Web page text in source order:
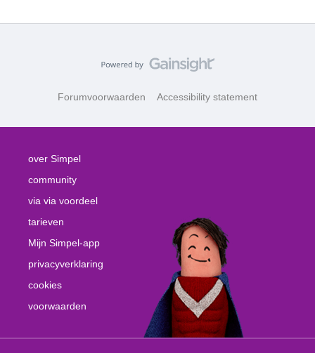
Forumvoorwaarden Accessibility statement
over Simpel
community
via via voordeel
tarieven
Mijn Simpel-app
privacyverklaring
cookies
voorwaarden